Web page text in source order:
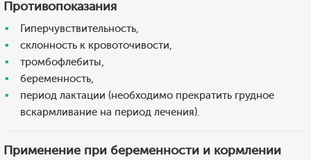
Противопоказания
Гиперчувствительность,
склонность к кровоточивости,
тромбофлебиты,
беременность,
период лактации (необходимо прекратить грудное
вскармливание на период лечения).
Применение при беременности и кормлении